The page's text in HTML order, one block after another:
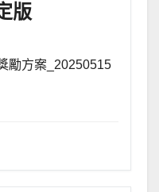
版
勵方案_20250515